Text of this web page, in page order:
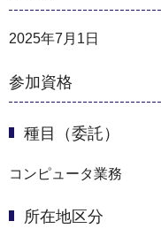
2025年7月1日
参加資格
種目（委託）
コンピュータ業務
所在地区分